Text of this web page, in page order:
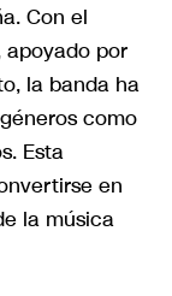
Con el
apoyado por
la banda ha
como
Esta
en
la música